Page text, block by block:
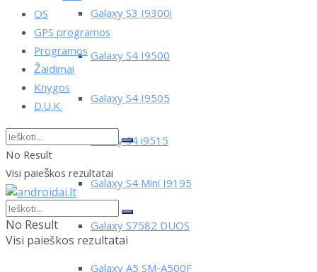
Galaxy S3 I9300i
Galaxy S4 I9500
Galaxy S4 I9505
Galaxy S4 i9515
Galaxy S4 Mini I9195
Galaxy S7582 DUOS
OS
GPS programos
Programos
Žaidimai
Knygos
D.U.K.
No Result
Visi paieškos rezultatai
No Result
Visi paieškos rezultatai